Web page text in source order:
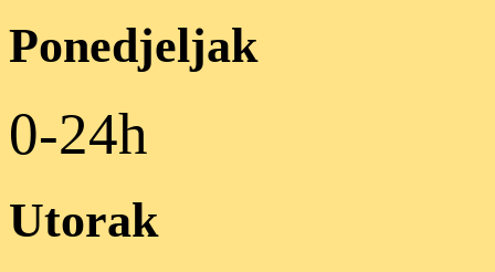
Ponedjeljak
0-24h
Utorak